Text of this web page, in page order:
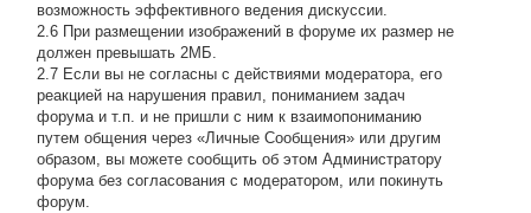
возможность эффективного ведения дискуссии.
2.6 При размещении изображений в форуме их размер не
должен превышать 2МБ.
2.7 Если вы не согласны с действиями модератора, его
реакцией на нарушения правил, пониманием задач
форума и т.п. и не пришли с ним к взаимопониманию
путем общения через «Личные Сообщения» или другим
образом, вы можете сообщить об этом Администратору
форума без согласования с модератором, или покинуть
форум.